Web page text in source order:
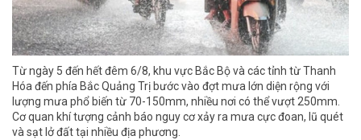
Từ ngày 5 đến hết đêm 6/8, khu vực Bắc Bộ và các tỉnh từ Thanh
Hóa đến phía Bắc Quảng Trị bước vào đợt mưa lớn diện rộng với
lượng mưa phổ biến từ 70-150mm, nhiều nơi có thể vượt 250mm.
Cơ quan khí tượng cảnh báo nguy cơ xảy ra mưa cực đoan, lũ quét
và sạt lở đất tại nhiều địa phương.